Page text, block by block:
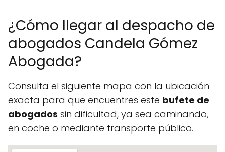
¿Cómo llegar al despacho de
abogados Candela Gómez
Abogada?
Consulta el siguiente mapa con la ubicación
exacta para que encuentres este bufete de
abogados sin dificultad, ya sea caminando,
en coche o mediante transporte público.